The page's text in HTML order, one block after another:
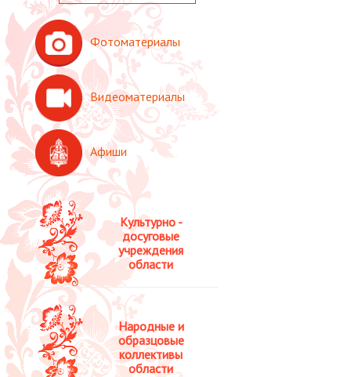
Культурно -
досуговые
учреждения
области
Народные и
образцовые
коллективы
области
Фотоматериалы
Видеоматериалы
Афиши